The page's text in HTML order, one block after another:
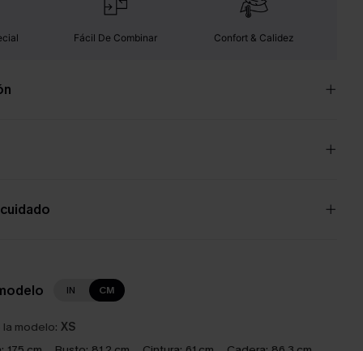
Fácil De Combinar Confort & Calidez
IN CM
modelo: XS